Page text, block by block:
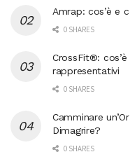
Amrap: cos’è e
0 SHARES
CrossFit®:
rappresentativi
0 SHARES
Camminare
Dimagrire?
0 SHARES